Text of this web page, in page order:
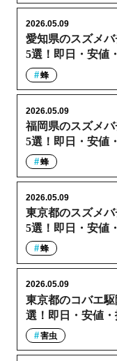
愛知県のスズメ
5選！即日・安値
2026.05.09
蜂
福岡県のスズメ
5選！即日・安値
2026.05.09
蜂
東京都のスズメ
5選！即日・安値
2026.05.09
蜂
東京都のコバエ
選！即日・安値
2026.05.09
害虫